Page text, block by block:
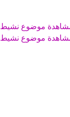
موضوع نشيط
موضوع نشيط